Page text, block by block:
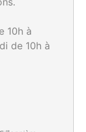
10h à
de 10h à